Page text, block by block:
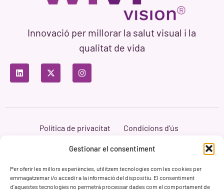
Gestionar el consentiment
Per oferir les millors experiències, utilitzem tecnologies com les cookies per
emmagatzemar i/o accedir a la informació del dispositiu. El consentiment
d'aquestes tecnologies no permetrà processar dades com el comportament de
Innovació per millorar la salut visual i la
qualitat de vida
Política de privacitat
Condicions d'ús
Branding i Web ASH Proyectos Creativos